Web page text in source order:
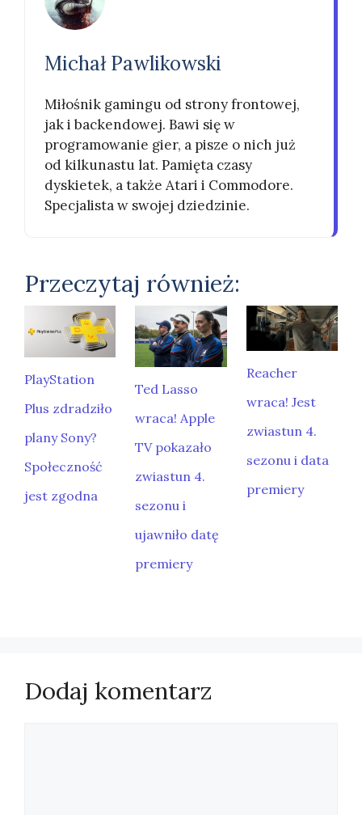
Michał Pawlikowski
Miłośnik gamingu od strony frontowej,
jak i backendowej. Bawi się w
programowanie gier, a pisze o nich już
od kilkunastu lat. Pamięta czasy
dyskietek, a także Atari i Commodore.
Specjalista w swojej dziedzinie.
Przeczytaj również:
PlayStation
Plus zdradziło
plany Sony?
Społeczność
jest zgodna
Ted Lasso
wraca! Apple
TV pokazało
zwiastun 4.
sezonu i
ujawniło datę
premiery
Reacher
wraca! Jest
zwiastun 4.
sezonu i data
premiery
Dodaj komentarz